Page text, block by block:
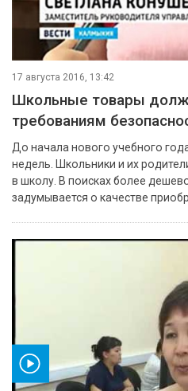
17 августа 2016, 13:42
Школьные товары
требованиям
До начала нового учебного
недель. Школьники и их
в школу. В поисках более
задумывается о качестве